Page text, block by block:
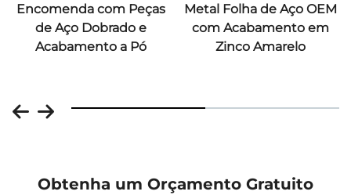
Encomenda com Peças
de Aço Dobrado e
Acabamento a Pó
Metal Folha de Aço OEM
com Acabamento em
Zinco Amarelo
Obtenha um Orçamento Gratuito